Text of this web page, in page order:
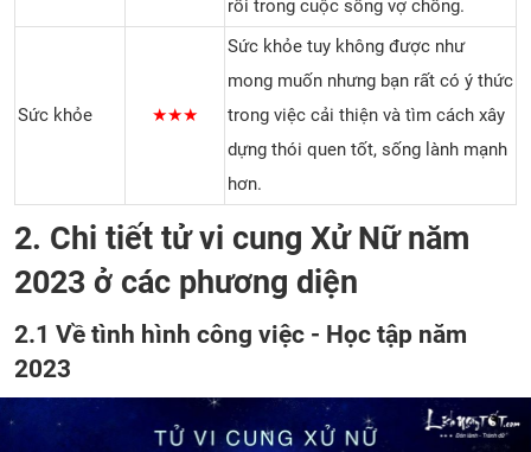
rối trong cuộc sống vợ chồng.
Sức khỏe ★★★
Sức khỏe tuy không được như
mong muốn nhưng bạn rất có ý thức
trong việc cải thiện và tìm cách xây
dựng thói quen tốt, sống lành mạnh
hơn.
2. Chi tiết tử vi cung Xử Nữ năm
2023 ở các phương diện
2.1 Về tình hình công việc - Học tập năm
2023